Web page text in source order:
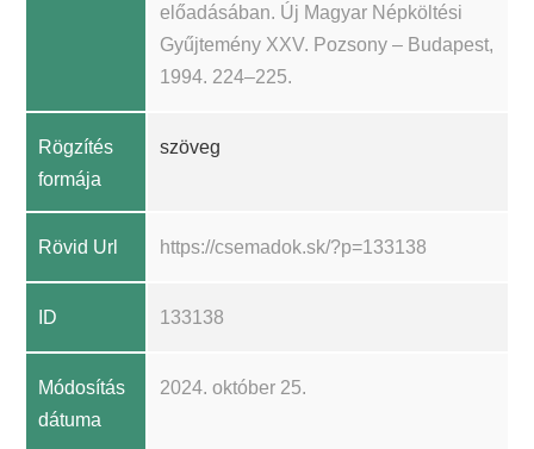
előadásában. Új Magyar Népköltési
Gyűjtemény XXV. Pozsony – Budapest,
1994. 224–225.
Rögzítés
formája
szöveg
Rövid Url https://csemadok.sk/?p=133138
ID 133138
Módosítás
dátuma
2024. október 25.